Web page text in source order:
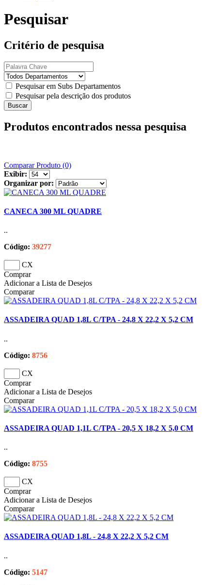
Pesquisar
Critério de pesquisa
Pesquisar em Subs Departamentos
Pesquisar pela descrição dos produtos
Produtos encontrados nessa pesquisa
Comparar Produto (0)
Exibir:
Organizar por:
CANECA 300 ML QUADRE
..
Código: 39277
CX
Comprar
Adicionar a Lista de Desejos
Comparar
ASSADEIRA QUAD 1,8L C/TPA - 24,8 X 22,2 X 5,2 CM
..
Código: 8756
CX
Comprar
Adicionar a Lista de Desejos
Comparar
ASSADEIRA QUAD 1,1L C/TPA - 20,5 X 18,2 X 5,0 CM
..
Código: 8755
CX
Comprar
Adicionar a Lista de Desejos
Comparar
ASSADEIRA QUAD 1,8L - 24,8 X 22,2 X 5,2 CM
..
Código: 5147